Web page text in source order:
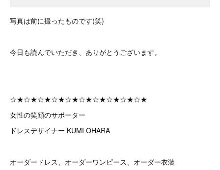
写真は前に撮ったものです(笑)
今日も読んでいただき、ありがとうございます。
☆★☆★☆★☆★☆★☆★☆★☆★☆★☆★
女性の笑顔のサポーター
ドレスデザイナー KUMI OHARA
オーダードレス、オーダーワンピース、オーダー衣装